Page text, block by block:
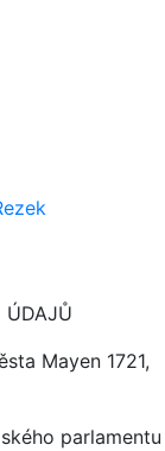
ÚDAJŮ
Mayen 1721,
parlamentu